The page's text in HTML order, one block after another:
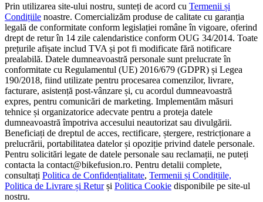
Prin utilizarea site-ului nostru, sunteți de acord cu Termenii și
Condițiile noastre. Comercializăm produse de calitate cu garanția
legală de conformitate conform legislației române în vigoare, oferind
drept de retur în 14 zile calendaristice conform OUG 34/2014. Toate
prețurile afișate includ TVA și pot fi modificate fără notificare
prealabilă. Datele dumneavoastră personale sunt prelucrate în
conformitate cu Regulamentul (UE) 2016/679 (GDPR) și Legea
190/2018, fiind utilizate pentru procesarea comenzilor, livrare,
facturare, asistență post-vânzare și, cu acordul dumneavoastră
expres, pentru comunicări de marketing. Implementăm măsuri
tehnice și organizatorice adecvate pentru a proteja datele
dumneavoastră împotriva accesului neautorizat sau divulgării.
Beneficiați de dreptul de acces, rectificare, ștergere, restricționare a
prelucrării, portabilitatea datelor și opoziție privind datele personale.
Pentru solicitări legate de datele personale sau reclamații, ne puteți
contacta la contact@bikefusion.ro. Pentru detalii complete,
consultați Politica de Confidențialitate, Termenii și Condițiile,
Politica de Livrare și Returși Politica Cookie disponibile pe site-ul
nostru.